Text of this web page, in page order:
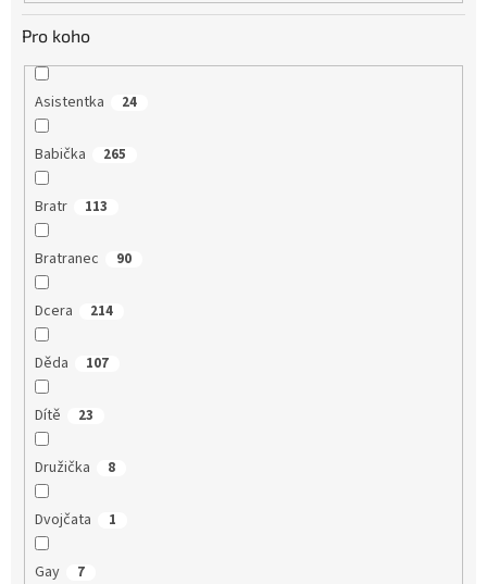
Pro koho
Asistentka 24
Babička 265
Bratr 113
Bratranec 90
Dcera 214
Děda 107
Dítě 23
Družička 8
Dvojčata 1
Gay 7